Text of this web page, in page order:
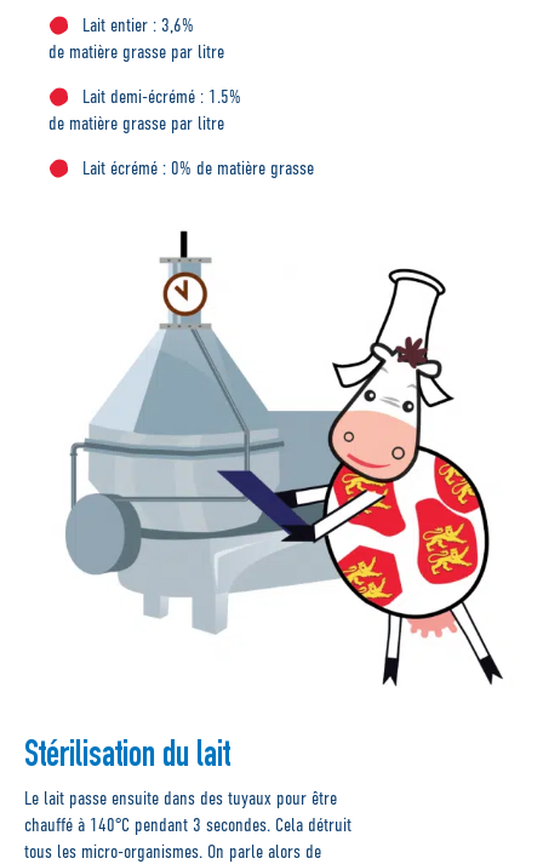
Lait entier : 3,6%
de matière grasse par litre
Lait demi-écrémé : 1.5%
de matière grasse par litre
Lait écrémé : 0% de matière grasse
Stérilisation du lait
Le lait passe ensuite dans des tuyaux pour être
chauffé à 140°C pendant 3 secondes. Cela détruit
tous les micro-organismes. On parle alors de